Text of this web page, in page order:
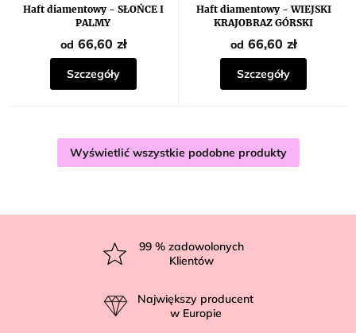
Haft diamentowy - SŁOŃCE I
PALMY
od 66,60 zł
Szczegóły
Haft diamentowy - WIEJSKI
KRAJOBRAZ GÓRSKI
od 66,60 zł
Szczegóły
Wyświetlić wszystkie podobne produkty
99 % zadowolonych
Klientów
Największy producent
w Europie